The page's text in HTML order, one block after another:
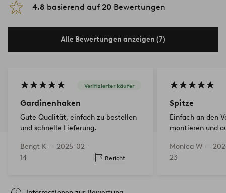
4.8 basierend auf 20 Bewertungen
Alle Bewertungen anzeigen (7)
Verifizierter käufer
Gardinenhaken
Gute Qualität, einfach zu bestellen
und schnelle Lieferung.
Bengt K — 2025-02-
14
Bericht
Spitze
Einfach an den
montieren und
Monica W —
23